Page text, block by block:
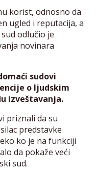
korist, odnosno da
ugled i reputacija, a
odlučio je
novinara
sudovi
o ljudskim
izveštavanja.
priznali da su
predstavke
ko je na funkciji
da pokaže veći
sud.